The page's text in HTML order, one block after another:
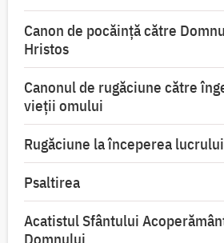
Canon de pocăință către
Hristos
Canonul de rugăciune către
vieții omului
Rugăciune la începerea lucrului
Psaltirea
Acatistul Sfântului
Domnului